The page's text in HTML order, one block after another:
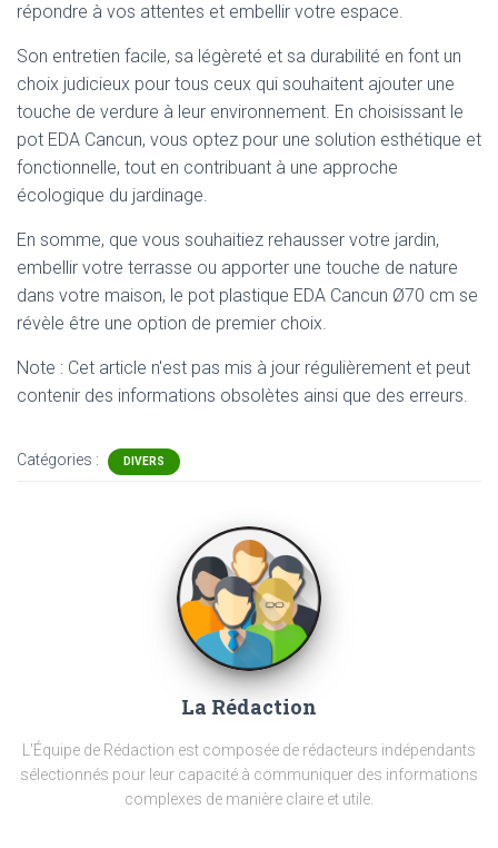
répondre à vos attentes et embellir votre espace.
Son entretien facile, sa légèreté et sa durabilité en font un
choix judicieux pour tous ceux qui souhaitent ajouter une
touche de verdure à leur environnement. En choisissant le
pot EDA Cancun, vous optez pour une solution esthétique et
fonctionnelle, tout en contribuant à une approche
écologique du jardinage.
En somme, que vous souhaitiez rehausser votre jardin,
embellir votre terrasse ou apporter une touche de nature
dans votre maison, le pot plastique EDA Cancun Ø70 cm se
révèle être une option de premier choix.
Note : Cet article n'est pas mis à jour régulièrement et peut
contenir des informations obsolètes ainsi que des erreurs.
Catégories : DIVERS
La Rédaction
L'Équipe de Rédaction est composée de rédacteurs indépendants
sélectionnés pour leur capacité à communiquer des informations
complexes de manière claire et utile.